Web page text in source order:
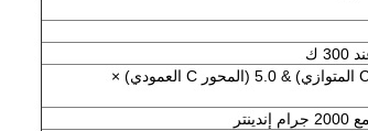
/ K (المحور C المتوازي) & 5.0 (المحور C العمودي) ×
مع 2000 جرام إندينتر